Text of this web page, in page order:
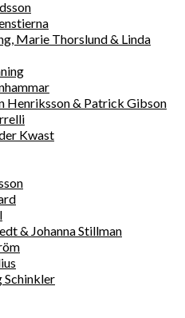
Marie Thorslund & Linda
Henriksson & Patrick Gibson
Kwast
& Johanna Stillman
Schinkler